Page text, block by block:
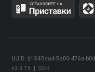
v3.9.15 SSR
UUID: b1345ea4-5e00-476a-